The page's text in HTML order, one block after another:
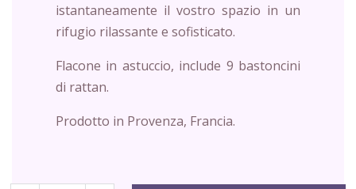
istantaneamente il vostro spazio in un
rifugio rilassante e sofisticato.
Flacone in astuccio, include 9 bastoncini
di rattan.
Prodotto in Provenza, Francia.